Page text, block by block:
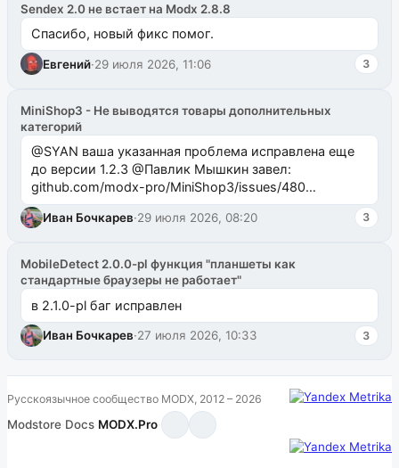
Sendex 2.0 не встает на Modx 2.8.8
Спасибо, новый фикс помог.
Евгений·29 июля 2026, 11:06 3
MiniShop3 - Не выводятся товары дополнительных
категорий
@SYAN ваша указанная проблема исправлена еще
до версии 1.2.3 @Павлик Мышкин завел:
github.com/modx-pro/MiniShop3/issues/480
github.com/modx-pro/MiniShop3/issues/481Исправим
в б...
Иван Бочкарев·29 июля 2026, 08:20 3
MobileDetect 2.0.0-pl функция "планшеты как
стандартные браузеры не работает"
в 2.1.0-pl баг исправлен
Иван Бочкарев·27 июля 2026, 10:33 3
Русскоязычное сообщество MODX, 2012 – 2026
Modstore·Docs·MODX.Pro·